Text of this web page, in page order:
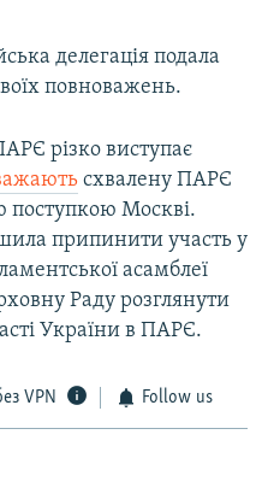
делегація подала
повноважень.
різко виступає
схвалену ПАРЄ
Москві.
припинити участь у
асамблеї
Раду розглянути
України в ПАРЄ.​
VPN Follow us